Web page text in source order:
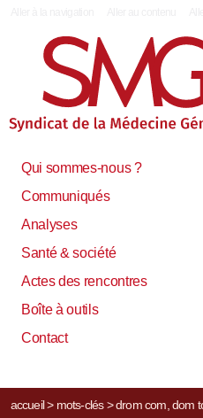
Qui sommes-nous ?
Communiqués
Analyses
Santé & société
Actes des rencontres
Boîte à outils
Contact
accueil> mots-clés> drom com, dom